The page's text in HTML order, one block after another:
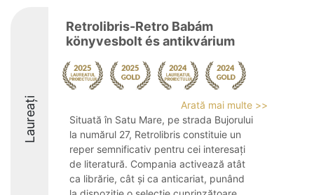
Laureați
Retrolibris-Retro Babám
könyvesbolt és antikvárium
Arată mai multe >>
Situată în Satu Mare, pe strada Bujorului
la numărul 27, Retrolibris constituie un
reper semnificativ pentru cei interesați
de literatură. Compania activează atât
ca librărie, cât și ca anticariat, punând